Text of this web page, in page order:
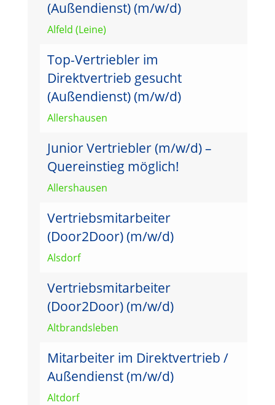
(Außendienst) (m/w/d)
Alfeld (Leine)
Top-Vertriebler im
Direktvertrieb gesucht
(Außendienst) (m/w/d)
Allershausen
Junior Vertriebler (m/w/d) –
Quereinstieg möglich!
Allershausen
Vertriebsmitarbeiter
(Door2Door) (m/w/d)
Alsdorf
Vertriebsmitarbeiter
(Door2Door) (m/w/d)
Altbrandsleben
Mitarbeiter im Direktvertrieb /
Außendienst (m/w/d)
Altdorf